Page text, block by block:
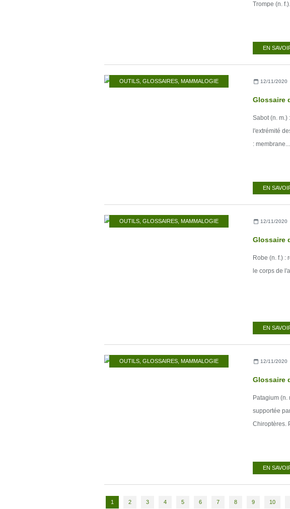
Trompe (n.
EN
OUTILS GLOSSAIRES MAMMALOGIE 12/11/2020
Glossaire
Sabot (n. m.)
l'extrémité
: membrane...
EN
OUTILS GLOSSAIRES MAMMALOGIE 12/11/2020
Glossaire
Robe (n. f.) :
le corps de
EN
OUTILS GLOSSAIRES MAMMALOGIE 12/11/2020
Glossaire
Patagium (n.
supportée
Chiroptères.
EN
1 2 3 4 5 6 7 8 9 10